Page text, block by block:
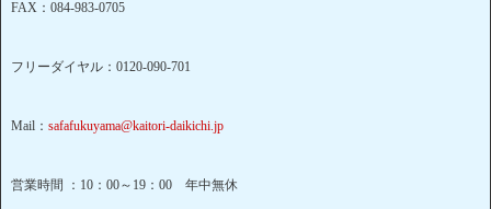
FAX：084-983-0705
フリーダイヤル：0120-090-701
Mail： safafukuyama@kaitori-daikichi.jp
営業時間 ：10：00～19：00 年中無休